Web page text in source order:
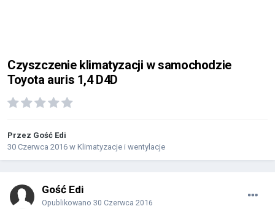
Czyszczenie klimatyzacji w samochodzie
Toyota auris 1,4 D4D
Przez Gość Edi
30 Czerwca 2016 w Klimatyzacje i wentylacje
Gość Edi
Opublikowano 30 Czerwca 2016